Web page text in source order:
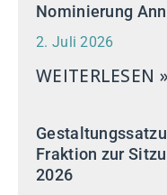
Nominierung
2. Juli 2026
WEITERLESEN »
Fraktion zur
2026